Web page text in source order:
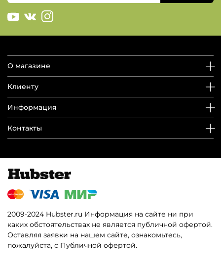
О магазине
Клиенту
Информация
Контакты
2009-2024 Hubster.ru Информация на сайте ни при
каких обстоятельствах не является публичной офертой.
Оставляя заявки на нашем сайте, ознакомьтесь,
пожалуйста, с Публичной офертой.